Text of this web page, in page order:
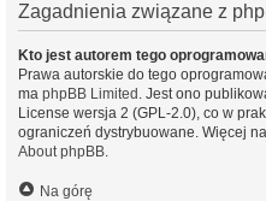
Zagadnienia związane z
Kto jest autorem tego
Prawa autorskie do tego
ma phpBB Limited . Jest ono
License wersja 2 (GPL-2.0), co w
ograniczeń dystrybuowane. Więcej
About phpBB.
Na górę